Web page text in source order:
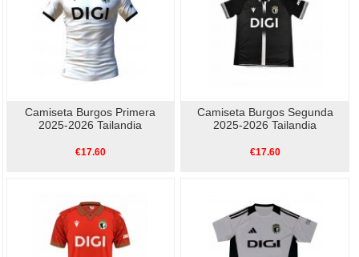
Camiseta Burgos Primera
2025-2026 Tailandia
€17.60
Camiseta Burgos Segunda
2025-2026 Tailandia
€17.60